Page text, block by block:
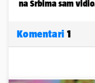
Komentari 1